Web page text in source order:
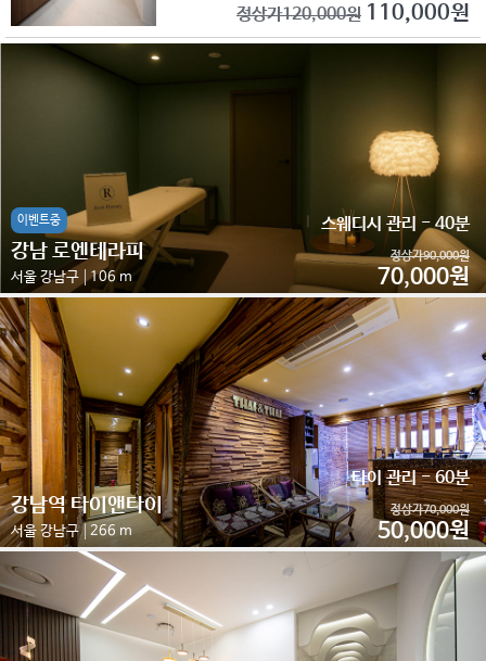
정상가120,000원 110,000원
강남 로엔테라피
서울 강남구 106 m
이벤트중 스웨디시 관리 - 40분
정상가90,000원
70,000원
강남역 타이앤타이
서울 강남구 266 m
타이 관리 - 60분
정상가70,000원
50,000원